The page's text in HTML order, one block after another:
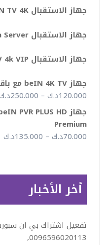
جهاز الاستقبال beIN TV 4K
جهاز الاستقبال beIN 4K Media Server
جهاز الاستقبال beIN TV 4k VIP
جهاز beIN 4K TV مع باقة قمة Ultimate
120.000د.ك –
250.000
Premium
70.000د.ك –
135.000د.ك
أخر الأخبار
,0096596020113